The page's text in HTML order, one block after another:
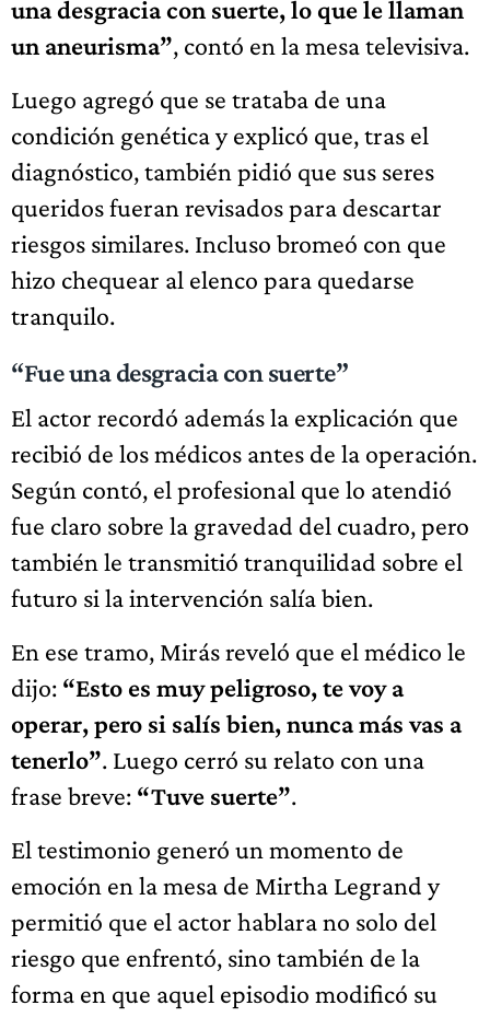
una desgracia con suerte, lo que le llaman
un aneurisma”, contó en la mesa televisiva.
Luego agregó que se trataba de una
condición genética y explicó que, tras el
diagnóstico, también pidió que sus seres
queridos fueran revisados para descartar
riesgos similares. Incluso bromeó con que
hizo chequear al elenco para quedarse
tranquilo.
“Fue una desgracia con suerte”
El actor recordó además la explicación que
recibió de los médicos antes de la operación.
Según contó, el profesional que lo atendió
fue claro sobre la gravedad del cuadro, pero
también le transmitió tranquilidad sobre el
futuro si la intervención salía bien.
En ese tramo, Mirás reveló que el médico le
dijo: “Esto es muy peligroso, te voy a
operar, pero si salís bien, nunca más vas a
tenerlo”. Luego cerró su relato con una
frase breve: “Tuve suerte”.
El testimonio generó un momento de
emoción en la mesa de Mirtha Legrand y
permitió que el actor hablara no solo del
riesgo que enfrentó, sino también de la
forma en que aquel episodio modificó su